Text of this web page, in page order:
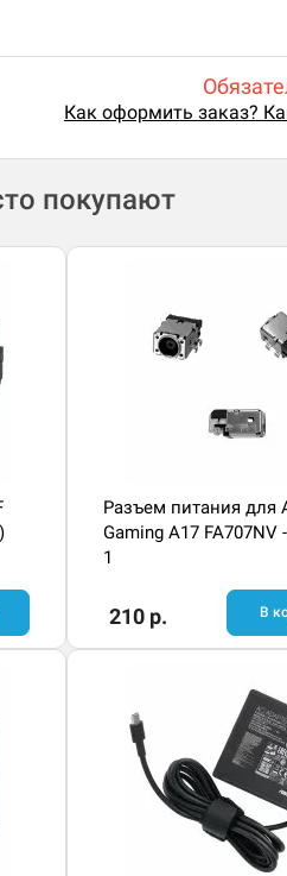
Как оформить заказ?
покупают
Разъем питания для
Gaming A17 FA707NV
1
210 р. В